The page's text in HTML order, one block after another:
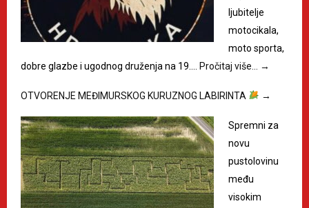
ljubitelje
motocikala,
moto sporta,
dobre glazbe i ugodnog druženja na 19.… Pročitaj više… →
OTVORENJE MEĐIMURSKOG KURUZNOG LABIRINTA →
Spremni za
novu
pustolovinu
među
visokim